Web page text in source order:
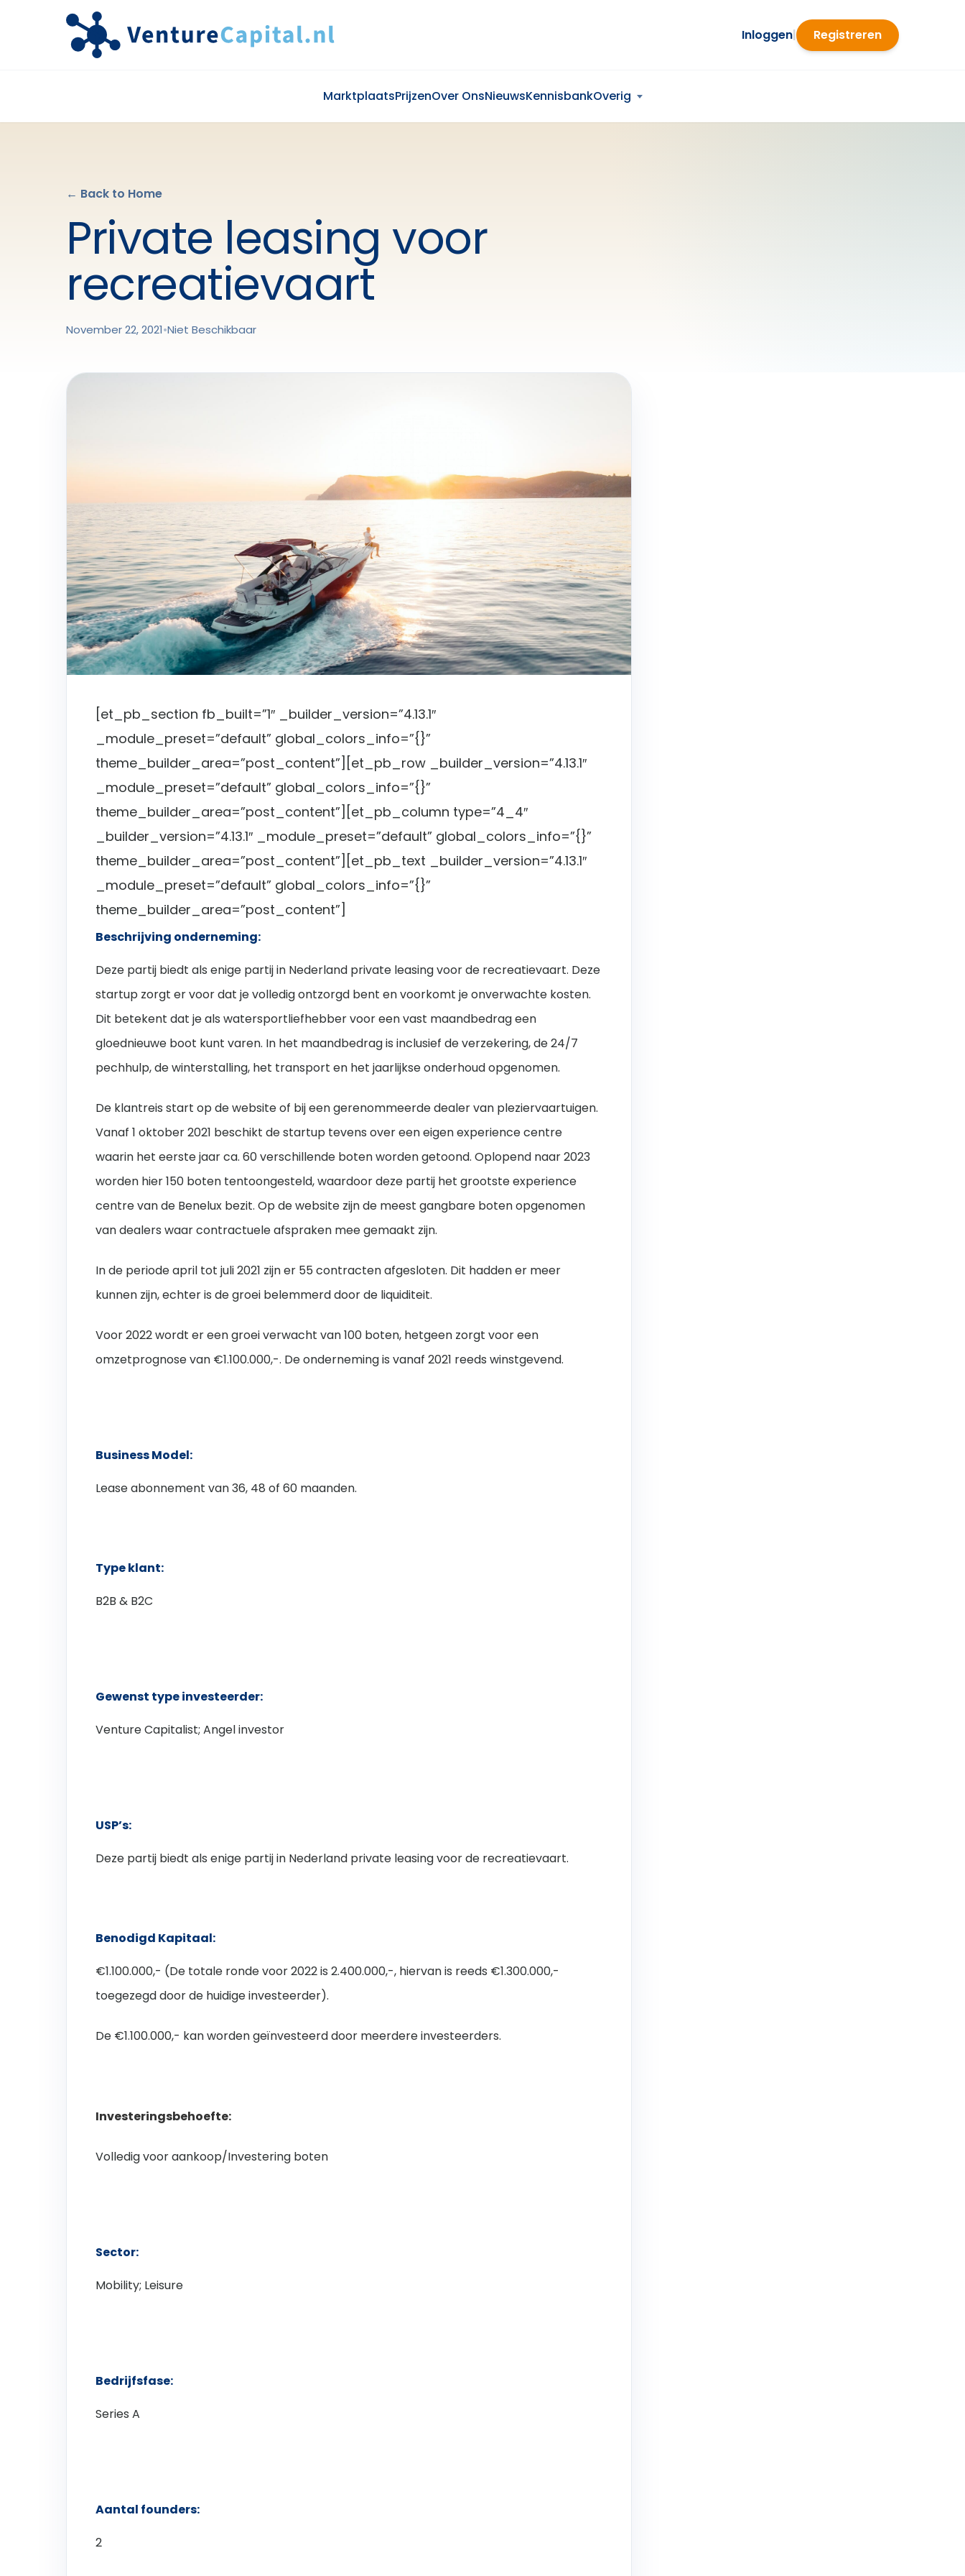
Inloggen| Registreren
MarktplaatsPrijzenOver OnsNieuwsKennisbankOverig
← Back to Home
Private leasing voor
recreatievaart
November 22, 2021•Niet Beschikbaar
[et_pb_section fb_built=”1″ _builder_version=”4.13.1″
_module_preset=”default” global_colors_info=”{}”
theme_builder_area=”post_content”][et_pb_row _builder_version=”4.13.1″
_module_preset=”default” global_colors_info=”{}”
theme_builder_area=”post_content”][et_pb_column type=”4_4″
_builder_version=”4.13.1″ _module_preset=”default” global_colors_info=”{}”
theme_builder_area=”post_content”][et_pb_text _builder_version=”4.13.1″
_module_preset=”default” global_colors_info=”{}”
theme_builder_area=”post_content”]
Beschrijving onderneming:
Deze partij biedt als enige partij in Nederland private leasing voor de recreatievaart. Deze
startup zorgt er voor dat je volledig ontzorgd bent en voorkomt je onverwachte kosten.
Dit betekent dat je als watersportliefhebber voor een vast maandbedrag een
gloednieuwe boot kunt varen. In het maandbedrag is inclusief de verzekering, de 24/7
pechhulp, de winterstalling, het transport en het jaarlijkse onderhoud opgenomen.
De klantreis start op de website of bij een gerenommeerde dealer van pleziervaartuigen.
Vanaf 1 oktober 2021 beschikt de startup tevens over een eigen experience centre
waarin het eerste jaar ca. 60 verschillende boten worden getoond. Oplopend naar 2023
worden hier 150 boten tentoongesteld, waardoor deze partij het grootste experience
centre van de Benelux bezit. Op de website zijn de meest gangbare boten opgenomen
van dealers waar contractuele afspraken mee gemaakt zijn.
In de periode april tot juli 2021 zijn er 55 contracten afgesloten. Dit hadden er meer
kunnen zijn, echter is de groei belemmerd door de liquiditeit.
Voor 2022 wordt er een groei verwacht van 100 boten, hetgeen zorgt voor een
omzetprognose van €1.100.000,-. De onderneming is vanaf 2021 reeds winstgevend.
Business Model:
Lease abonnement van 36, 48 of 60 maanden.
Type klant:
B2B & B2C
Gewenst type investeerder:
Venture Capitalist; Angel investor
USP’s:
Deze partij biedt als enige partij in Nederland private leasing voor de recreatievaart.
Benodigd Kapitaal:
€1.100.000,- (De totale ronde voor 2022 is 2.400.000,-, hiervan is reeds €1.300.000,-
toegezegd door de huidige investeerder).
De €1.100.000,- kan worden geïnvesteerd door meerdere investeerders.
Investeringsbehoefte:
Volledig voor aankoop/Investering boten
Sector:
Mobility; Leisure
Bedrijfsfase:
Series A
Aantal founders:
2